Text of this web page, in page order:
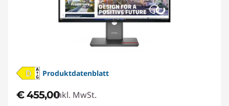
Produktdatenblatt
€ 455,00Inkl. MwSt.